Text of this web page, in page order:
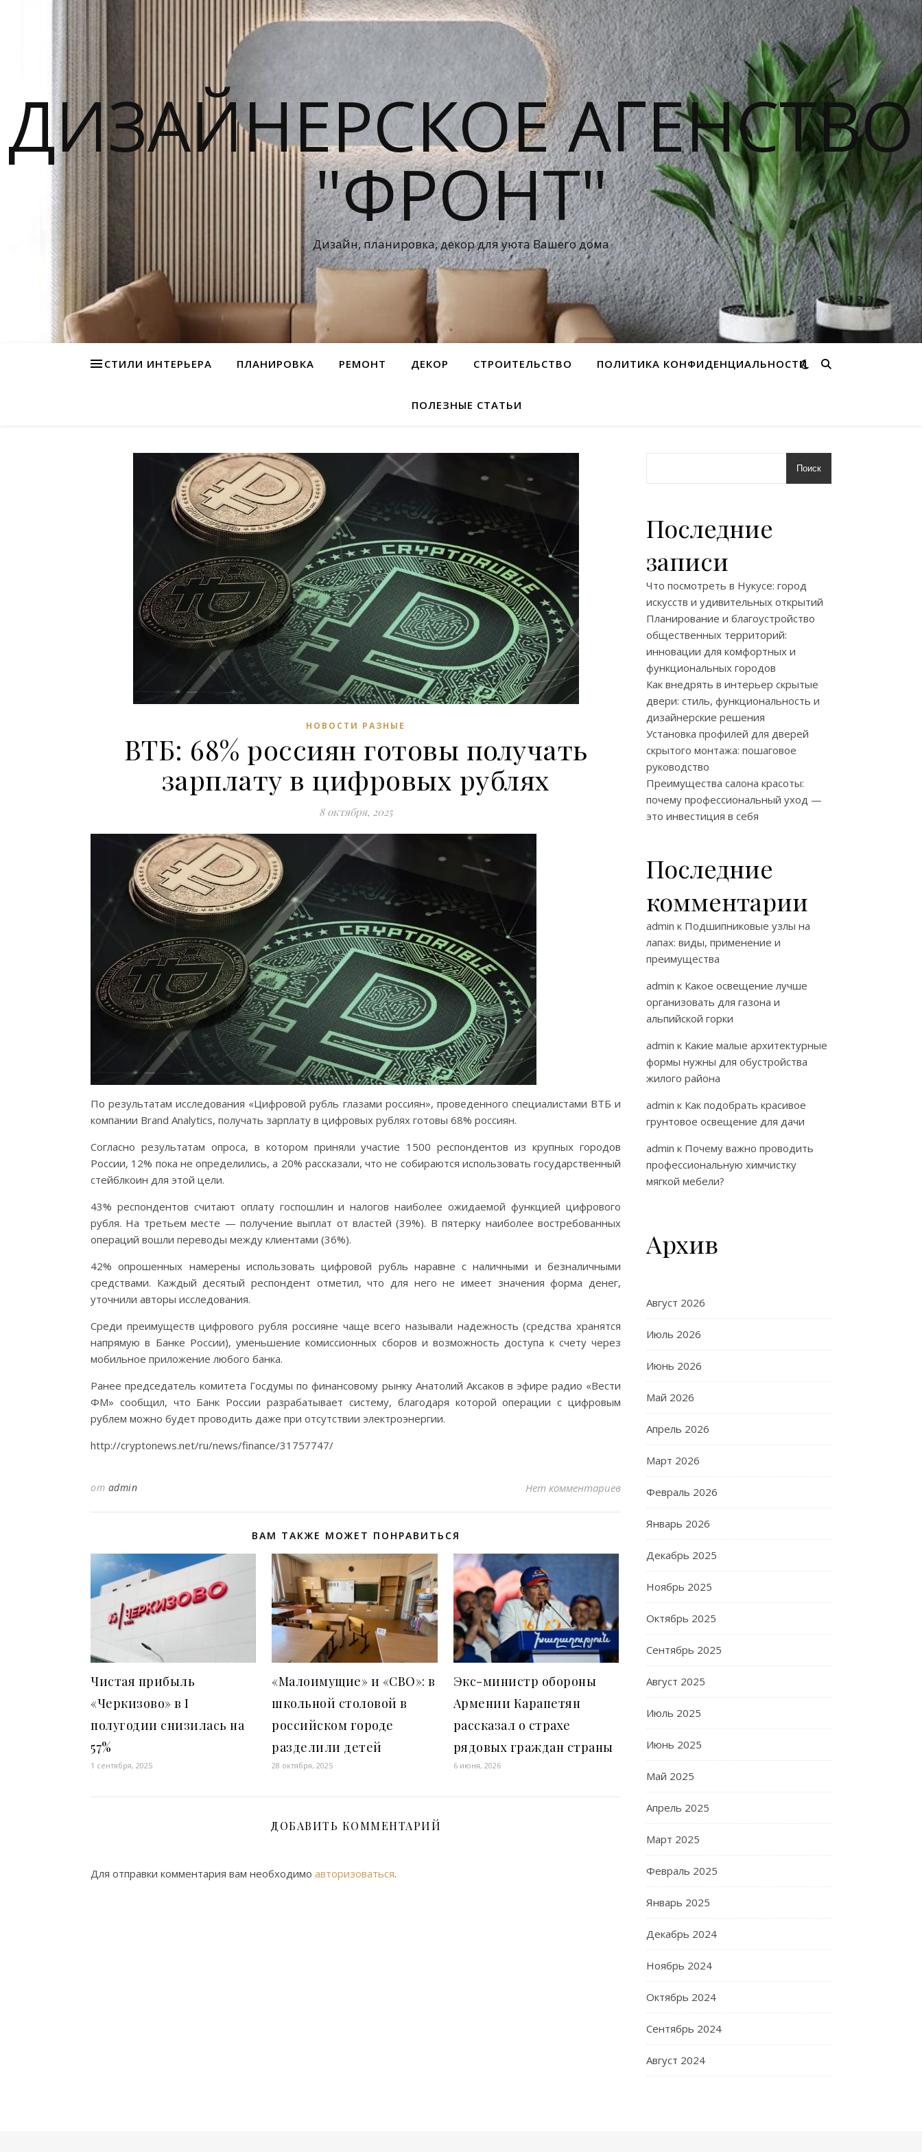
ДИЗАЙНЕРСКОЕ АГЕНСТВО
"ФРОНТ"
Дизайн, планировка, декор для уюта Вашего дома
СТИЛИ ИНТЕРЬЕРА ПЛАНИРОВКА РЕМОНТ ДЕКОР СТРОИТЕЛЬСТВО ПОЛИТИКА КОНФИДЕНЦИАЛЬНОСТИ
ПОЛЕЗНЫЕ СТАТЬИ
НОВОСТИ РАЗНЫЕ
ВТБ: 68% россиян готовы получать
зарплату в цифровых рублях
8 октября, 2025
По результатам исследования «Цифровой рубль глазами россиян», проведенного специалистами ВТБ и
компании Brand Analytics, получать зарплату в цифровых рублях готовы 68% россиян.
Согласно результатам опроса, в котором приняли участие 1500 респондентов из крупных городов
России, 12% пока не определились, а 20% рассказали, что не собираются использовать государственный
стейблкоин для этой цели.
43% респондентов считают оплату госпошлин и налогов наиболее ожидаемой функцией цифрового
рубля. На третьем месте — получение выплат от властей (39%). В пятерку наиболее востребованных
операций вошли переводы между клиентами (36%).
42% опрошенных намерены использовать цифровой рубль наравне с наличными и безналичными
средствами. Каждый десятый респондент отметил, что для него не имеет значения форма денег,
уточнили авторы исследования.
Среди преимуществ цифрового рубля россияне чаще всего называли надежность (средства хранятся
напрямую в Банке России), уменьшение комиссионных сборов и возможность доступа к счету через
мобильное приложение любого банка.
Ранее председатель комитета Госдумы по финансовому рынку Анатолий Аксаков в эфире радио «Вести
ФМ» сообщил, что Банк России разрабатывает систему, благодаря которой операции с цифровым
рублем можно будет проводить даже при отсутствии электроэнергии.
http://cryptonews.net/ru/news/finance/31757747/
от admin Нет комментариев
ВАМ ТАКЖЕ МОЖЕТ ПОНРАВИТЬСЯ
Чистая прибыль
«Черкизово» в I
полугодии снизилась на
57%
1 сентября, 2025
«Малоимущие» и «СВО»: в
школьной столовой в
российском городе
разделили детей
28 октября, 2025
Экс-министр обороны
Армении Карапетян
рассказал о страхе
рядовых граждан страны
6 июня, 2026
ДОБАВИТЬ КОММЕНТАРИЙ
Для отправки комментария вам необходимо авторизоваться.
Поиск
Последние
записи
Что посмотреть в Нукусе: город
искусств и удивительных открытий
Планирование и благоустройство
общественных территорий:
инновации для комфортных и
функциональных городов
Как внедрять в интерьер скрытые
двери: стиль, функциональность и
дизайнерские решения
Установка профилей для дверей
скрытого монтажа: пошаговое
руководство
Преимущества салона красоты:
почему профессиональный уход —
это инвестиция в себя
Последние
комментарии
admin к Подшипниковые узлы на
лапах: виды, применение и
преимущества
admin к Какое освещение лучше
организовать для газона и
альпийской горки
admin к Какие малые архитектурные
формы нужны для обустройства
жилого района
admin к Как подобрать красивое
грунтовое освещение для дачи
admin к Почему важно проводить
профессиональную химчистку
мягкой мебели?
Архив
Август 2026
Июль 2026
Июнь 2026
Май 2026
Апрель 2026
Март 2026
Февраль 2026
Январь 2026
Декабрь 2025
Ноябрь 2025
Октябрь 2025
Сентябрь 2025
Август 2025
Июль 2025
Июнь 2025
Май 2025
Апрель 2025
Март 2025
Февраль 2025
Январь 2025
Декабрь 2024
Ноябрь 2024
Октябрь 2024
Сентябрь 2024
Август 2024